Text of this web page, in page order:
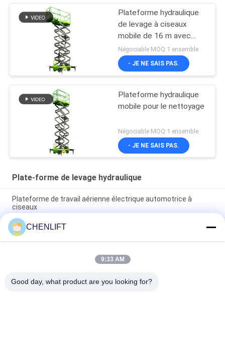
Plateforme hydraulique
de levage à ciseaux
mobile de 16 m avec
plateforme d'extension
Négociable MOQ:1 ensemble
- JE NE SAIS PAS.
Plateforme hydraulique
mobile pour le nettoyage
Négociable MOQ:1 ensemble
- JE NE SAIS PAS.
Plate-forme de levage hydraulique
Plateforme de travail aérienne électrique automotrice à
ciseaux
Plateforme hydraulique de 10 m élévateur électrique à
ciseaux autopropulsé avec plateforme d'extension 450 kg de
charge
Plateforme de levage hydraulique de 10 mètres Plateforme de
CHENLIFT
9:33 AM
Good day, what product are you looking for?